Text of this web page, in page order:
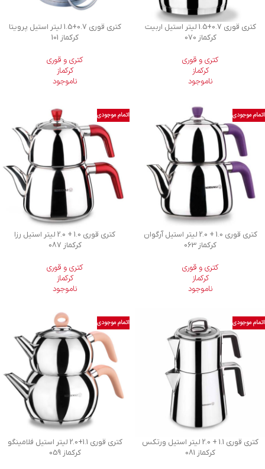
کتری قوری 0.7+1.5 لیتر استیل اربیت
کرکماز 070
کتری و قوری
کرکماز
ناموجود
کتری قوری 0.7+1.5 لیتر استیل پرویتا
کرکماز 101
کتری و قوری
کرکماز
ناموجود
اتمام موجودی
کتری قوری 1.0 + 2.0 لیتر استیل آرگوان
کرکماز 063
کتری و قوری
کرکماز
ناموجود
اتمام موجودی
کتری قوری 1.0 + 2.0 لیتر استیل رزا
کرکماز 087
کتری و قوری
کرکماز
ناموجود
اتمام موجودی
کتری قوری 1.1 + 2.0 لیتر استیل ورتکس
کرکماز 081
اتمام موجودی
کتری قوری 1.1+2.0 لیتر استیل فلامینگو
کرکماز 059